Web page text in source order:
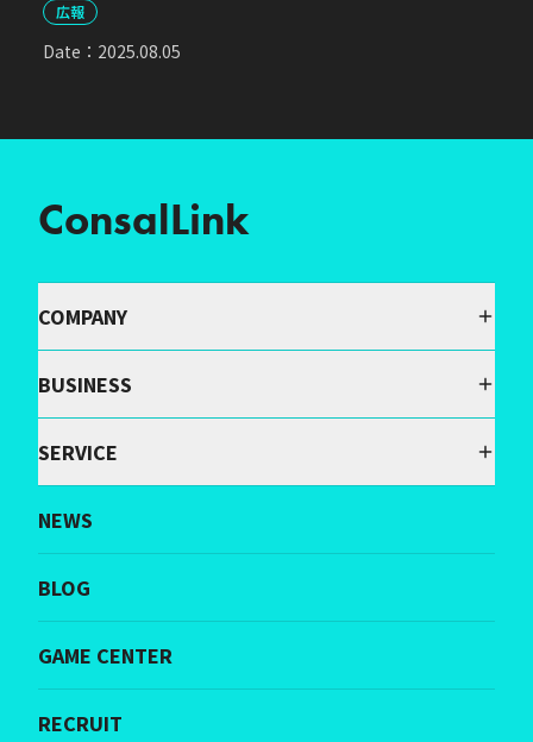
広報
Date： 2025.08.05
ConsalLink
COMPANY
BUSINESS
SERVICE
NEWS
BLOG
GAME CENTER
RECRUIT